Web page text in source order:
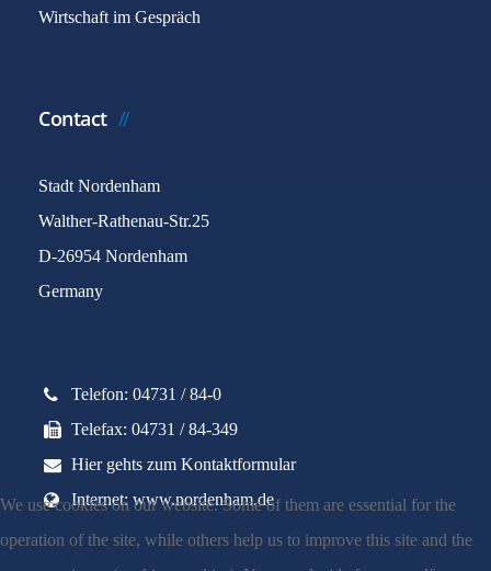
Wirtschaft im Gespräch
Contact
Stadt Nordenham
Walther-Rathenau-Str.25
D-26954 Nordenham
Germany
Telefon: 04731 / 84-0
Telefax: 04731 / 84-349
Hier gehts zum Kontaktformular
Internet: www.nordenham.de
We use cookies on our website. Some of them are essential for the
operation of the site, while others help us to improve this site and the